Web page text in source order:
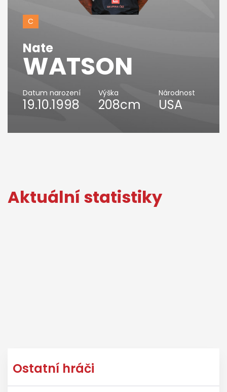
C
Nate
WATSON
Datum narození
19.10.1998
Výška
208cm
Národnost
USA
Aktuální statistiky
Ostatní hráči